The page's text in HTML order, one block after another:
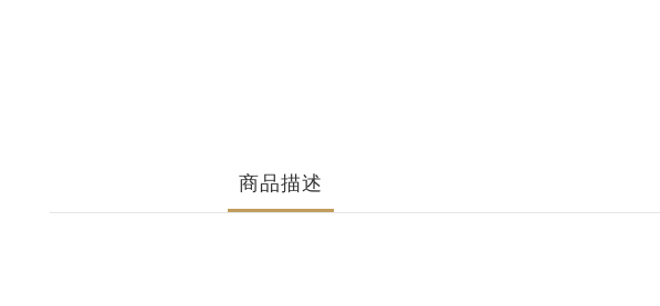
商品描述